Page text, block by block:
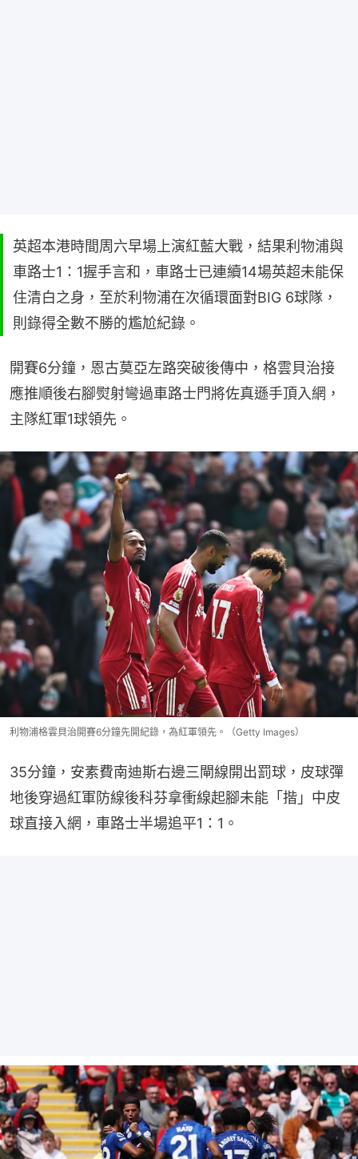
英超本港時間周六早場上演紅藍大戰，結果利物浦與
車路士1：1握手言和，車路士已連續14場英超未能保
住清白之身，至於利物浦在次循環面對BIG 6球隊，
則錄得全數不勝的尷尬紀錄。
開賽6分鐘，恩古莫亞左路突破後傳中，格雲貝治接
應推順後右腳熨射彎過車路士門將佐真遜手頂入網，
主隊紅軍1球領先。
利物浦格雲貝治開賽6分鐘先開紀錄，為紅軍領先。（Getty Images）
35分鐘，安素費南迪斯右邊三閘線開出罰球，皮球彈
地後穿過紅軍防線後科芬拿衝線起腳未能「揩」中皮
球直接入網，車路士半場追平1：1。